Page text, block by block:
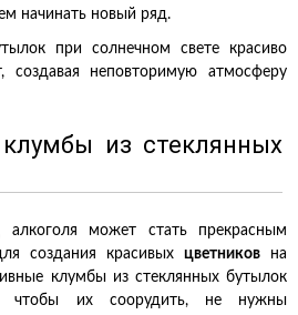
начинать новый ряд.
при солнечном свете красиво
создавая неповторимую атмосферу
из стеклянных
алкоголя может стать прекрасным
создания красивых цветников на
клумбы из стеклянных бутылок
чтобы их соорудить, не нужны